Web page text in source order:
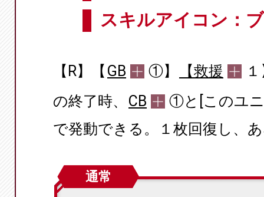
スキルアイコン：
【R】【 GB ①】 【救援
の終了時、
CB
①と[このユ
で発動できる。１枚回復し、
通常